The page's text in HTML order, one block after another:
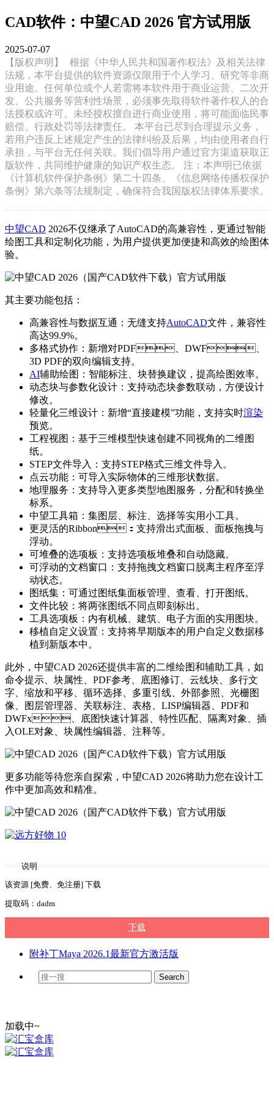
CAD软件：中望CAD 2026 官方试用版
2025-07-07
【版权声明】
根据《中华人民共和国著作权法》及相关法律
法规，本平台提供的软件资源仅限用于个人学习、研究等非商
业用途。任何单位或个人若需将本软件用于商业运营、二次开
发、公共服务等营利性场景，必须事先取得软件著作权人的合
法授权或许可。未经授权擅自进行商业使用，将可能面临民事
赔偿、行政处罚等法律责任。 本平台已尽到合理提示义务，
若用户违反上述规定产生的法律纠纷及后果，均由使用者自行
承担，与平台无任何关联。我们倡导用户通过官方渠道获取正
版软件，共同维护健康的知识产权生态。 注：本声明已依据
《计算机软件保护条例》第二十四条、《信息网络传播权保护
条例》第六条等法规制定，确保符合我国版权法律体系要求。
中望CAD 2026不仅继承了AutoCAD的高兼容性，更通过智能
绘图工具和定制化功能，为用户提供更加便捷和高效的绘图体
验。
其主要功能包括：
高兼容性与数据互通：无缝支持AutoCAD文件，兼容性
高达99.9%。
多格式协作：新增对PDF、DWF、
3D PDF的双向编辑支持。
AI辅助绘图：智能标注、块替换建议，提高绘图效率。
动态块与参数化设计：支持动态块参数联动，方便设计
修改。
轻量化三维设计：新增“直接建模”功能，支持实时渲染
预览。
工程视图：基于三维模型快速创建不同视角的二维图
纸。
STEP文件导入：支持STEP格式三维文件导入。
点云功能：可导入实际物体的三维形状数据。
地理服务：支持导入更多类型地图服务，分配和转换坐
标系。
中望工具箱：集图层、标注、选择等实用小工具。
更灵活的Ribbon：支持滑出式面板、面板拖拽与
浮动。
可堆叠的选项板：支持选项板堆叠和自动隐藏。
可浮动的文档窗口：支持拖拽文档窗口脱离主程序至浮
动状态。
图纸集：可通过图纸集面板管理、查看、打开图纸。
文件比较：将两张图纸不同点即刻标出。
工具选项板：内有机械、建筑、电子方面的实用图块。
移植自定义设置：支持将早期版本的用户自定义数据移
植到新版本中。
此外，中望CAD 2026还提供丰富的二维绘图和辅助工具，如
命令提示、块属性、PDF参考、底图修订、云线块、多行文
字、缩放和平移、循环选择、多重引线、外部参照、光栅图
像、图层管理器、关联标注、表格、LISP编辑器、PDF和
DWFx、底图快速计算器、特性匹配、隔离对象、插
入OLE对象、块属性编辑器、注释等。
更多功能等待您亲自探索，中望CAD 2026将助力您在设计工
作中更加高效和精准。
说明
该资源 [免费、免注册] 下载
提取码：dadm
下载
附补丁Maya 2026.1最新官方激活版
加载中~